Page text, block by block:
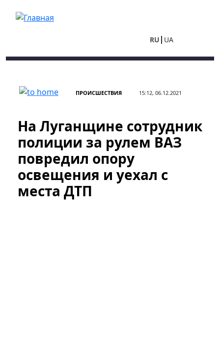
RU UA
ПРОИСШЕСТВИЯ 15:12, 06.12.2021
На Луганщине сотрудник
полиции за рулем ВАЗ
повредил опору
освещения и уехал с
места ДТП